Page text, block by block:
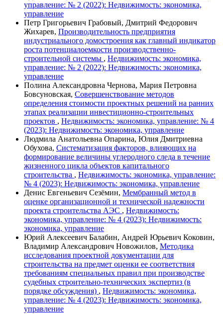
управление: № 2 (2022): Недвижимость: экономика,
управление
Петр Григорьевич Грабовый, Дмитрий Федорович
Жихарев, Производительность предприятия
индустриального домостроения как главный индикатор
роста потенциалоемкости производственно-
строительной системы , Недвижимость: экономика,
управление: № 2 (2022): Недвижимость: экономика,
управление
Полина Александровна Чернова, Мария Петровна
Бовсуновская, Совершенствование методов
определения стоимости проектных решений на ранних
этапах реализации инвестиционно-строительных
проектов , Недвижимость: экономика, управление: № 4
(2023): Недвижимость: экономика, управление
Людмила Анатольевна Опарина, Юлия Дмитриевна
Обухова, Систематизация факторов, влияющих на
формирование величины углеродного следа в течение
жизненного цикла объектов капитального
строительства , Недвижимость: экономика, управление:
№ 4 (2023): Недвижимость: экономика, управление
Денис Евгеньевич Сезёмин, Мембранный метод в
оценке организационной и технической надежности
проекта строительства АЭС , Недвижимость:
экономика, управление: № 4 (2023): Недвижимость:
экономика, управление
Юрий Алексеевич Балабин, Андрей Юрьевич Коковин,
Владимир Александрович Новожилов, Методика
исследования проектной документации для
строительства на предмет оценки ее соответствия
требованиям специальных правил при производстве
судебных строительно-технических экспертиз (в
порядке обсуждения) , Недвижимость: экономика,
управление: № 4 (2023): Недвижимость: экономика,
управление